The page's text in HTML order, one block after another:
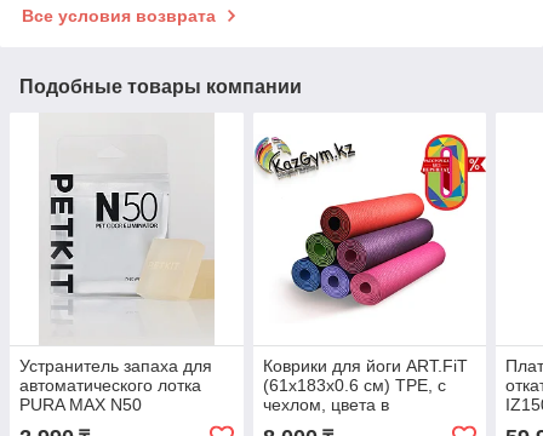
Все условия возврата
Подобные товары компании
Устранитель запаха для
автоматического лотка
PURA MAX N50
Коврики для йоги ART.FiT
(61х183х0.6 см) TPE, с
чехлом, цвета в
ассортименте